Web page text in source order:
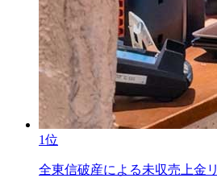
1位
全東信破産による未収売上金